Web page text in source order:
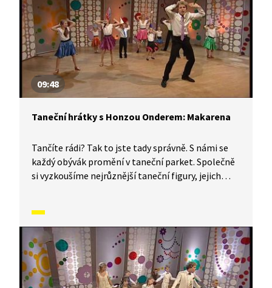
09:48
Taneční hrátky s Honzou Onderem: Makarena
Tančíte rádi? Tak to jste tady správně. S námi se
každý obývák promění v taneční parket. Společně
si vyzkoušíme nejrůznější taneční figury, jejich
vás inspirovali a udělali z vás krále či královnu
každého tanečního parketu. Dneska si ukážeme,
jak to vypadá, když se tančí makarena.